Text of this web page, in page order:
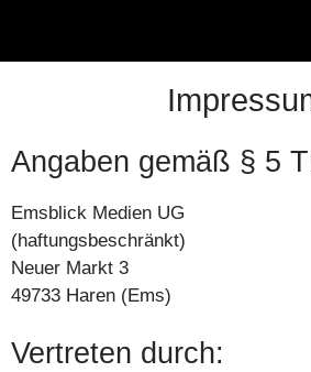
Angaben gemäß § 5
Emsblick Medien UG
(haftungsbeschränkt)
Neuer Markt 3
49733 Haren (Ems)
Vertreten durch: